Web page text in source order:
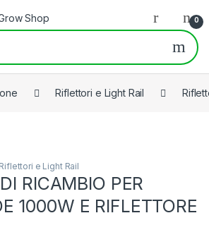
0
Riflettori e Light Rail
Riflettori e Light Rail
RICAMBIO PER
1000W E RIFLETTORE